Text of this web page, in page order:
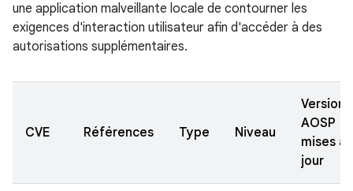
une application malveillante locale de contourner les
exigences d'interaction utilisateur afin d'accéder à des
autorisations supplémentaires.
CVE Références Type Niveau
Versions
AOSP
mises à
jour